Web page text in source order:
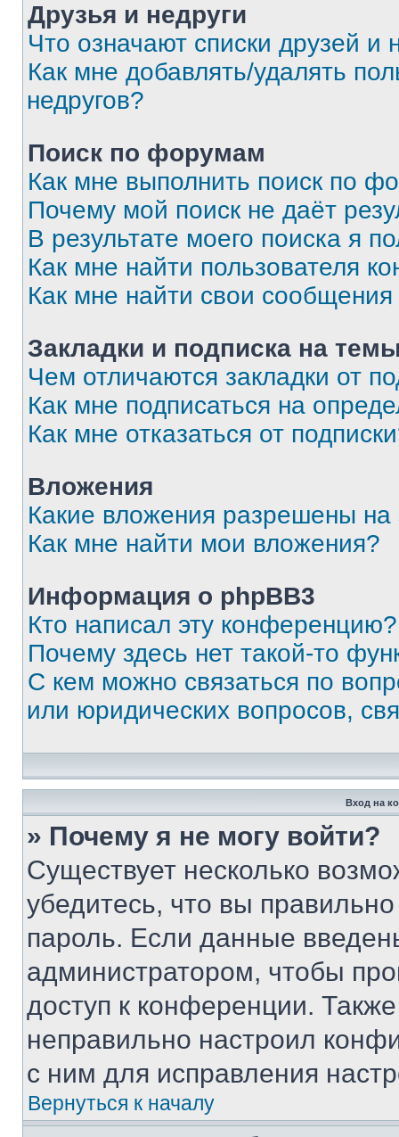
Друзья и недруги
Что означают списки друзей и
Как мне добавлять/удалять
недругов?
Поиск по форумам
Как мне выполнить поиск по
Почему мой поиск не даёт
В результате моего поиска я
Как мне найти пользователя
Как мне найти свои
Закладки и подписка на
Чем отличаются закладки от
Как мне подписаться на
Как мне отказаться от
Вложения
Какие вложения разрешены
Как мне найти мои вложения?
Информация о phpBB3
Кто написал эту конференцию?
Почему здесь нет такой-то
С кем можно связаться по
или юридических вопросов,
Вход на
» Почему я не могу войти?
Существует несколько
убедитесь, что вы
пароль. Если данные
администратором, чтобы
доступ к конференции.
неправильно настроил
с ним для исправления
Вернуться к началу